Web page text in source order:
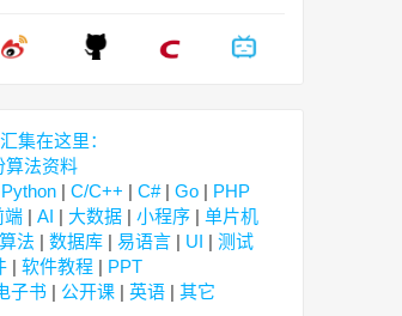
集在这里：
算法资料
Python | C/C++ | C#| Go | PHP
端 | AI | 大数据 | 小程序 | 单片机
算法 | 数据库 | 易语言 | UI | 测试
| 软件教程 | PPT
子书 | 公开课 | 英语 | 其它